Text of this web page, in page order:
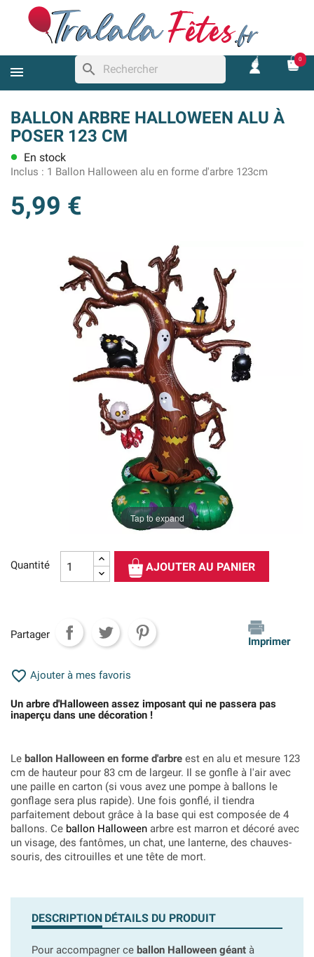
search
0
BALLON ARBRE HALLOWEEN ALU À
POSER 123 CM
lens En stock
Inclus : 1 Ballon Halloween alu en forme d'arbre 123cm
5,99 €
Tap to expand
Quantité AJOUTER AU PANIER
Partager
Imprimer
 Ajouter à mes favoris
Un arbre d'Halloween assez imposant qui ne passera pas
inaperçu dans une décoration !
Le ballon Halloween en forme d'arbre est en alu et mesure 123
cm de hauteur pour 83 cm de largeur. Il se gonfle à l'air avec
une paille en carton (si vous avez une pompe à ballons le
gonflage sera plus rapide). Une fois gonflé, il tiendra
parfaitement debout grâce à la base qui est composée de 4
ballons. Ce ballon Halloween arbre est marron et décoré avec
un visage, des fantômes, un chat, une lanterne, des chauves-
souris, des citrouilles et une tête de mort.
DESCRIPTION DÉTAILS DU PRODUIT
Pour accompagner ce ballon Halloween géant à